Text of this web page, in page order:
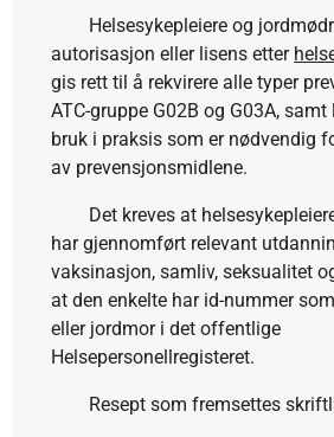
Helsesykepleiere og
autorisasjon eller lisens etter
gis rett til å rekvirere alle typer
ATC-gruppe G02B og G03A, samt
bruk i praksis som er nødvendig
av prevensjonsmidlene.
Det kreves at
har gjennomført relevant
vaksinasjon, samliv, seksualitet
at den enkelte har id-nummer
eller jordmor i det offentlige
Helsepersonellregisteret.
Resept som fremsettes